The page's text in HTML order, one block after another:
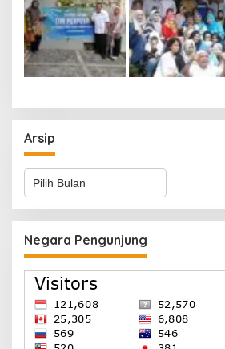
Arsip
Arsip
Negara Pengunjung